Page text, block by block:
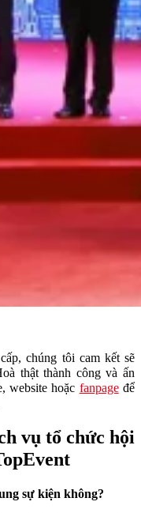
chúng tôi cam kết sẽ
thật thành công và ấn
website hoặc fanpageđể
vụ tổ chức hội
sự kiện không?